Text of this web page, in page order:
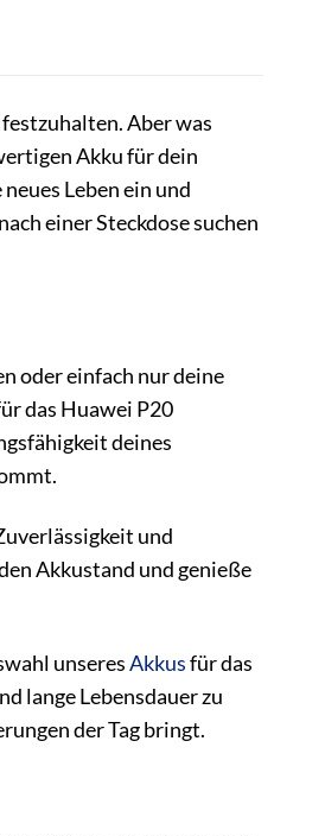
Aber was
Akku für dein
Leben ein und
einer Steckdose suchen
oder einfach nur deine
das Huawei P20
deines
und
Akkustand und genieße
unseresAkkusfür das
lange Lebensdauer zu
der Tag bringt.